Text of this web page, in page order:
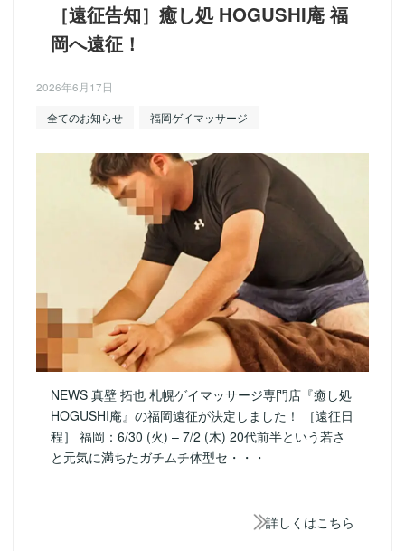
［遠征告知］癒し処 HOGUSHI庵 福
岡へ遠征！
2026年6月17日
全てのお知らせ
福岡ゲイマッサージ
NEWS 真壁 拓也 札幌ゲイマッサージ専門店『癒し処
HOGUSHI庵』の福岡遠征が決定しました！ ［遠征日
程］ 福岡：6/30 (火) – 7/2 (木) 20代前半という若さ
と元気に満ちたガチムチ体型セ・・・
詳しくはこちら